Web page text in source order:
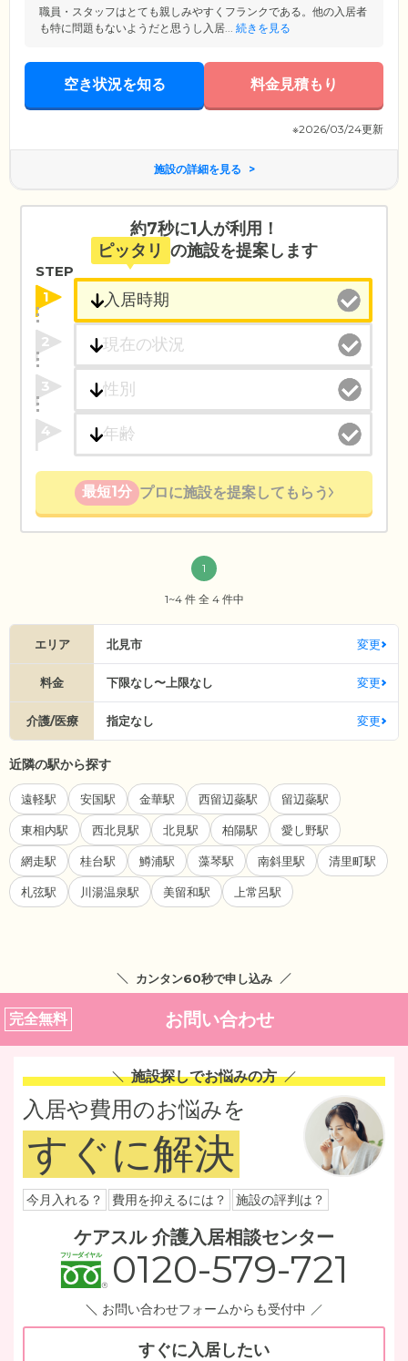
職員・スタッフはとても親しみやすくフランクである。他の入居者
も特に問題もないようだと思うし入居... 続きを見る
空き状況を知る 料金見積もり
※2026/03/24更新
施設の詳細を見る
約7秒に1人が利用！
ピッタリ の施設を提案します
STEP
1
2
3
4
最短1分 プロに施設を提案してもらう
1
1~4 件 全 4 件中
エリア 北見市 変更
料金 下限なし〜上限なし 変更
介護/医療 指定なし 変更
近隣の駅から探す
遠軽駅 安国駅 金華駅 西留辺蘂駅 留辺蘂駅
東相内駅 西北見駅 北見駅 柏陽駅 愛し野駅
網走駅 桂台駅 鱒浦駅 藻琴駅 南斜里駅 清里町駅
札弦駅 川湯温泉駅 美留和駅 上常呂駅
カンタン60秒で申し込み
完全無料 お問い合わせ
施設探しでお悩みの方
入居や費用のお悩みを
すぐに解決
今月入れる？ 費用を抑えるには？ 施設の評判は？
ケアスル 介護入居相談センター
0120-579-721
お問い合わせフォームからも受付中
すぐに入居したい